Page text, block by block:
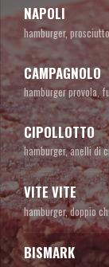
NAPOLI
hamburger,
CAMPAGNOLO
hamburger provola,
CIPOLLOTTO
hamburger, anelli di
VITE VITE
hamburger, doppio
BISMARK